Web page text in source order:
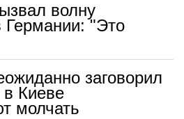
волну
Германии: "Это
заговорил
Киеве
молчать